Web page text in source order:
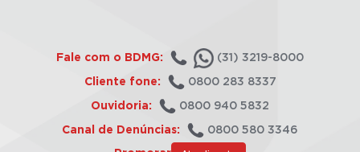
Fale com o BDMG: (31) 3219-8000
Cliente fone: 0800 283 8337
Ouvidoria: 0800 940 5832
Canal de Denúncias: 0800 580 3346